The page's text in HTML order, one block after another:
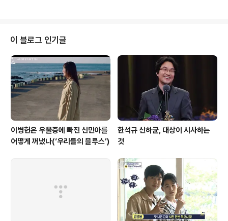
간호사가 되기 위해 애썼고 그래서 간호사가 됐지만 조강
화(이규형)와 결혼하면서 일을 그만두었다. 이유는 ‘진짜
서우엄마’가 되기 위해서였다. 하지만 육아의 현실이 어디
그리 호락호락할까. 그렇지만 아이가 어질러놓은 걸 치우
면서도 그 아이를 보는 오민정의 눈빛은 사랑 가득이다. 계
모라는 표현에 우리가..
이 블로그 인기글
이병헌은 우울증에 빠진 신민아를
어떻게 꺼냈나(‘우리들의 블루스’)
한석규 신하균, 대상이 시사하는
것